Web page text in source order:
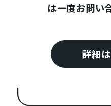
は一度お問い
詳細